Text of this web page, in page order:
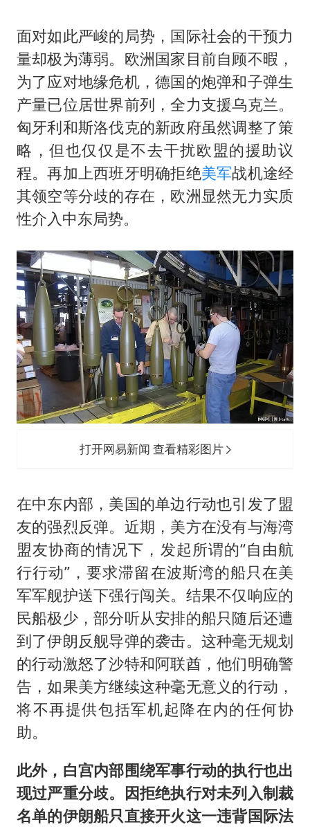
面对如此严峻的局势，国际社会的干预力
量却极为薄弱。欧洲国家目前自顾不暇，
为了应对地缘危机，德国的炮弹和子弹生
产量已位居世界前列，全力支援乌克兰。
匈牙利和斯洛伐克的新政府虽然调整了策
略，但也仅仅是不去干扰欧盟的援助议
程。再加上西班牙明确拒绝美军战机途经
其领空等分歧的存在，欧洲显然无力实质
性介入中东局势。
打开网易新闻 查看精彩图片
在中东内部，美国的单边行动也引发了盟
友的强烈反弹。近期，美方在没有与海湾
盟友协商的情况下，发起所谓的“自由航
行行动”，要求滞留在波斯湾的船只在美
军军舰护送下强行闯关。结果不仅响应的
民船极少，部分听从安排的船只随后还遭
到了伊朗反舰导弹的袭击。这种毫无规划
的行动激怒了沙特和阿联酋，他们明确警
告，如果美方继续这种毫无意义的行动，
将不再提供包括军机起降在内的任何协
助。
此外，白宫内部围绕军事行动的执行也出
现过严重分歧。因拒绝执行对未列入制裁
名单的伊朗船只直接开火这一违背国际法